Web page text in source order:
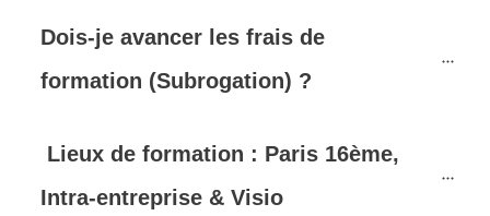
Dois-je avancer les frais de
formation (Subrogation) ?
Lieux de formation : Paris 16ème,
Intra-entreprise & Visio